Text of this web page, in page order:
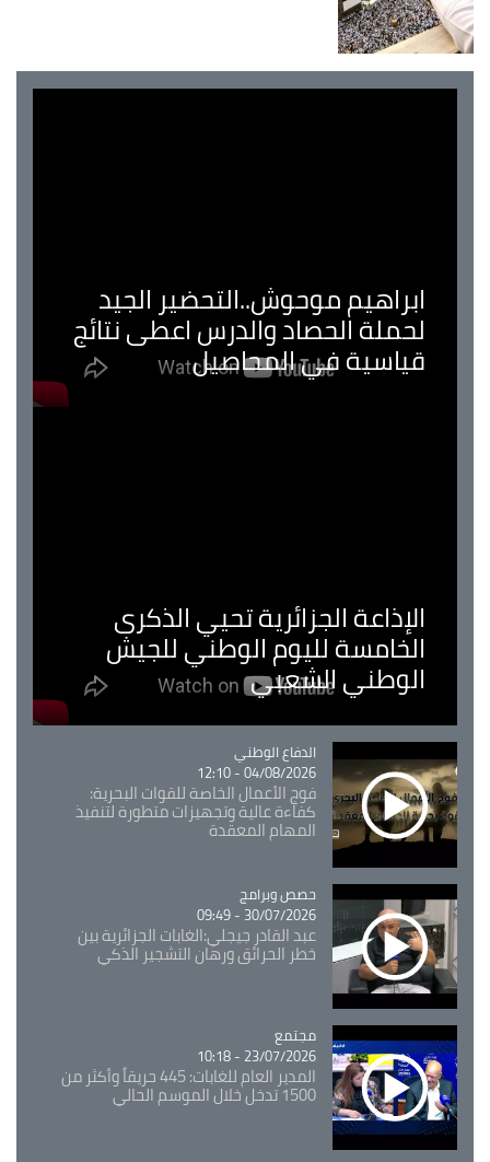
ابراهيم موحوش..التحضير الجيد
لحملة الحصاد والدرس اعطى نتائج
قياسية في المحاصيل
الإذاعة الجزائرية تحيي الذكرى
الخامسة لليوم الوطني للجيش
الوطني الشعبي
Catégorie
الدفاع الوطني
04/08/2026 - 12:10
فوج الأعمال الخاصة للقوات البحرية:
كفاءة عالية وتجهيزات متطورة لتنفيذ
المهام المعقدة
Catégorie
حصص وبرامج
30/07/2026 - 09:49
عبد القادر جيجلي:الغابات الجزائرية بين
خطر الحرائق ورهان التشجير الذكي
Catégorie
مجتمع
23/07/2026 - 10:18
المدير العام للغابات: 445 حريقاً وأكثر من
1500 تدخل خلال الموسم الحالي